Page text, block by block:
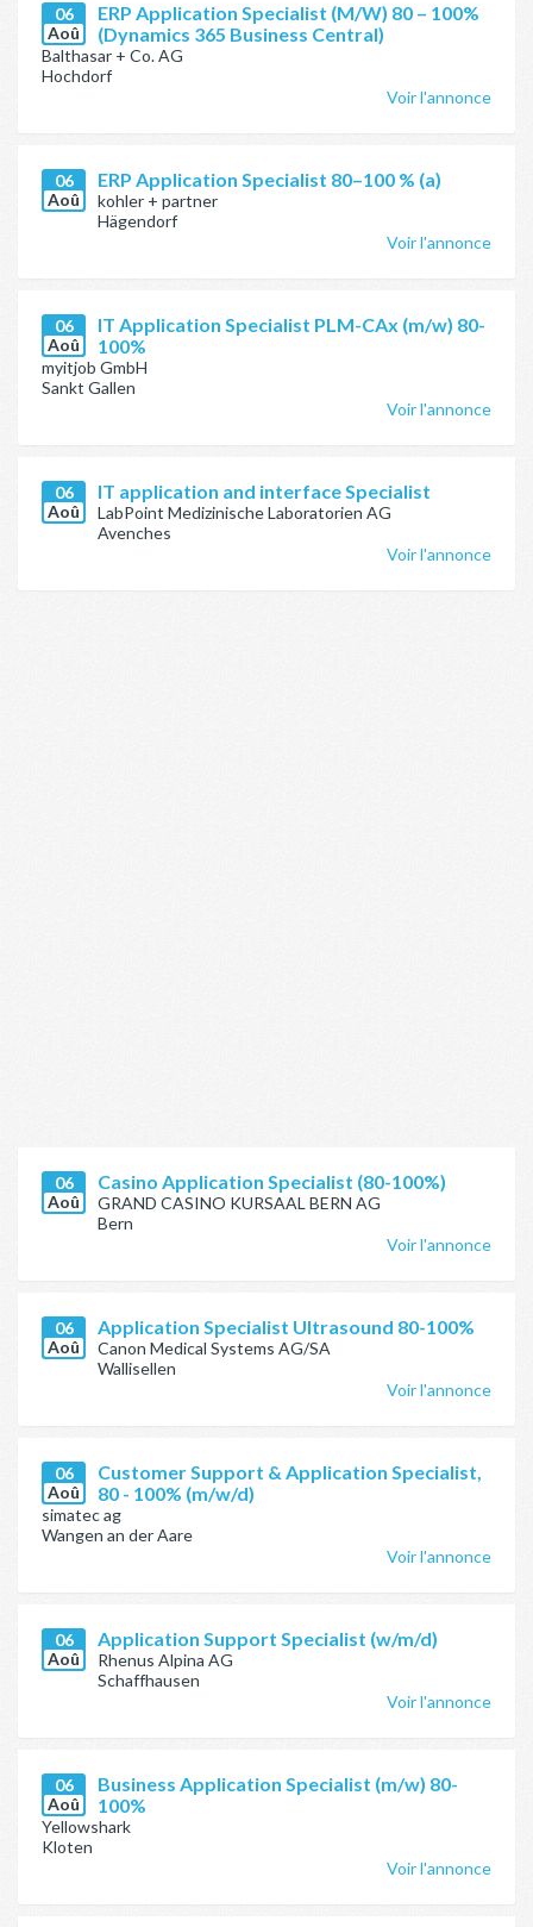
06
Aoû
ERP Application Specialist (M/W) 80 – 100%
(Dynamics 365 Business Central)
Balthasar + Co. AG
Hochdorf
Voir l'annonce
06
Aoû
ERP Application Specialist 80–100 % (a)
kohler + partner
Hägendorf
Voir l'annonce
06
Aoû
IT Application Specialist PLM-CAx (m/w) 80-
100%
myitjob GmbH
Sankt Gallen
Voir l'annonce
06
Aoû
IT application and interface Specialist
LabPoint Medizinische Laboratorien AG
Avenches
Voir l'annonce
06
Aoû
Casino Application Specialist (80-100%)
GRAND CASINO KURSAAL BERN AG
Bern
Voir l'annonce
06
Aoû
Application Specialist Ultrasound 80-100%
Canon Medical Systems AG/SA
Wallisellen
Voir l'annonce
06
Aoû
Customer Support & Application Specialist,
80 - 100% (m/w/d)
simatec ag
Wangen an der Aare
Voir l'annonce
06
Aoû
Application Support Specialist (w/m/d)
Rhenus Alpina AG
Schaffhausen
Voir l'annonce
06
Aoû
Business Application Specialist (m/w) 80-
100%
Yellowshark
Kloten
Voir l'annonce